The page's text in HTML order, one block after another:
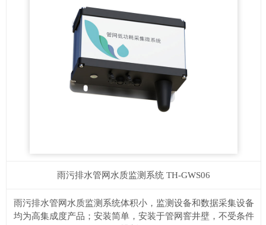
雨污排水管网水质监测系统 TH-GWS06
雨污排水管网水质监测系统体积小，监测设备和数据采集设备
均为高集成度产品；安装简单，安装于管网窨井壁，不受条件